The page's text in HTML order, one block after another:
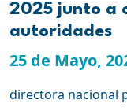
2025 junto a
autoridades
25 de Mayo,
directora nacional